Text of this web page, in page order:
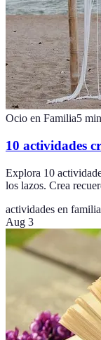
Ocio en Familia5 min
10 actividades
Explora 10
los lazos. Crea
actividades en familia
Aug 3